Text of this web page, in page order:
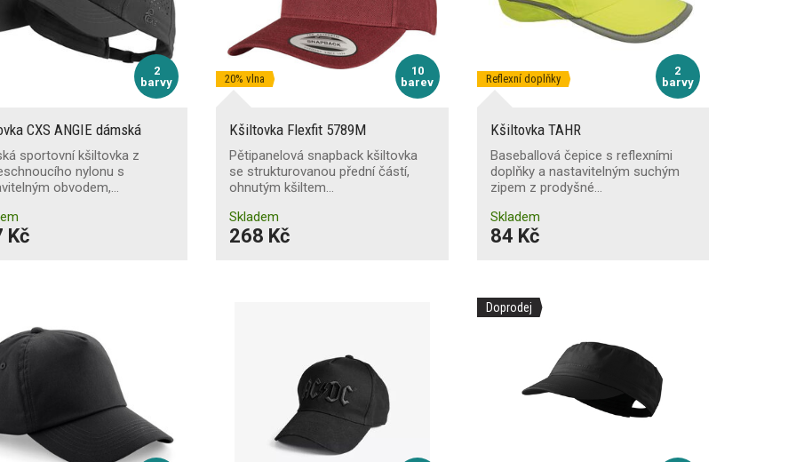
2
barvy
CXS ANGIE dámská
sportovní kšiltovka z
nylonu s
obvodem,…
Kč
10
barev
20% vlna
Kšiltovka Flexfit 5789M
Pětipanelová snapback kšiltovka
se strukturovanou přední částí,
ohnutým kšiltem…
Skladem
268 Kč
2
barvy
Reflexní doplňky
Kšiltovka TAHR
Baseballová čepice s reflexními
doplňky a nastavitelným suchým
zipem z prodyšné…
Skladem
84 Kč
Doprodej